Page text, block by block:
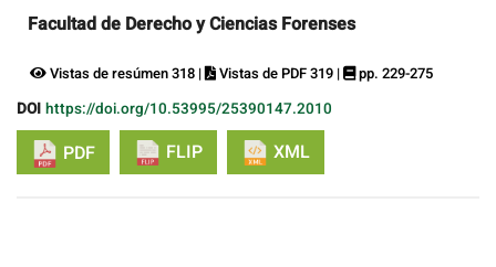
Facultad de Derecho y Ciencias Forenses
Vistas de resúmen 318 | Vistas de PDF 319 | pp. 229-275
DOI https://doi.org/10.53995/25390147.2010
PDF FLIP XML